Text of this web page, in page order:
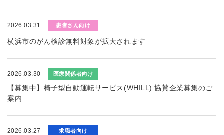
2026.03.31 患者さん向け
横浜市のがん検診無料対象が拡大されます
2026.03.30 医療関係者向け
【募集中】椅子型自動運転サービス(WHILL) 協賛企業募集のご
案内
2026.03.27 求職者向け